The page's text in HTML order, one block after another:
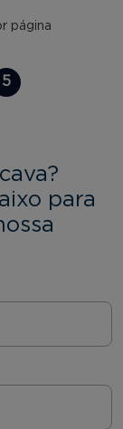
página
5
para